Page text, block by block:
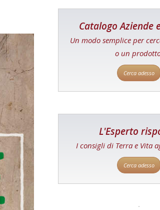
Catalogo Aziende
Un modo semplice per
o un
Cerca adesso
L'Esperto
I consigli di Terra e Vita
Cerca adesso